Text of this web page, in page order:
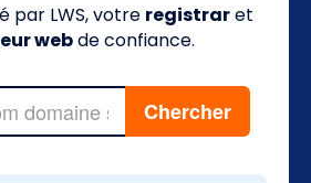
par LWS, votre registraret
webde confiance.